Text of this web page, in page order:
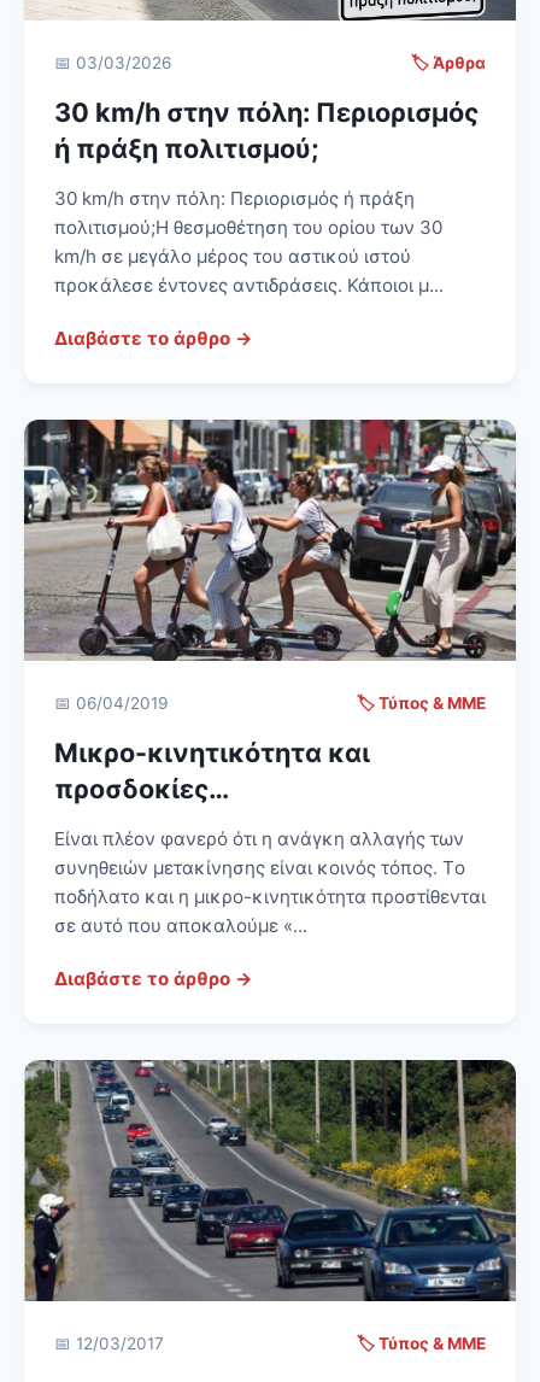
📅 03/03/2026 🏷️ Άρθρα
30 km/h στην πόλη: Περιορισμός
ή πράξη πολιτισμού;
30 km/h στην πόλη: Περιορισμός ή πράξη
πολιτισμού;Η θεσμοθέτηση του ορίου των 30
km/h σε μεγάλο μέρος του αστικού ιστού
προκάλεσε έντονες αντιδράσεις. Κάποιοι μ...
Διαβάστε το άρθρο →
📅 06/04/2019 🏷️ Τύπος & ΜΜΕ
Μικρο-κινητικότητα και
προσδοκίες…
Είναι πλέον φανερό ότι η ανάγκη αλλαγής των
συνηθειών μετακίνησης είναι κοινός τόπος. Tο
ποδήλατο και η μικρο-κινητικότητα προστίθενται
σε αυτό που αποκαλούμε «...
Διαβάστε το άρθρο →
📅 12/03/2017 🏷️ Τύπος & ΜΜΕ